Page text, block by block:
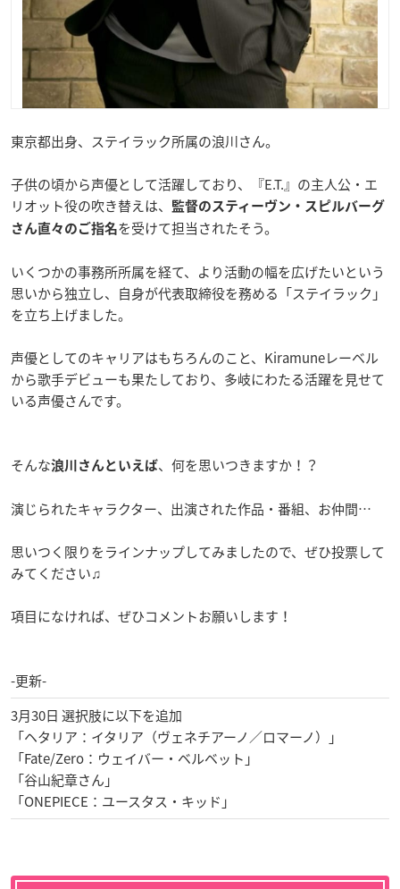
東京都出身、ステイラック所属の浪川さん。
子供の頃から声優として活躍しており、『E.T.』の主人公・エ
リオット役の吹き替えは、
監督のスティーヴン・スピルバーグ
さん直々のご指名を受けて担当されたそう。
いくつかの事務所所属を経て、より活動の幅を広げたいという
思いから独立し、自身が代表取締役を務める「ステイラック」
を立ち上げました。
声優としてのキャリアはもちろんのこと、Kiramuneレーベル
から歌手デビューも果たしており、多岐にわたる活躍を見せて
いる声優さんです。
そんな浪川さんといえば、何を思いつきますか！？
演じられたキャラクター、出演された作品・番組、お仲間…
思いつく限りをラインナップしてみましたので、ぜひ投票して
みてください♫
項目になければ、ぜひコメントお願いします！
-更新-
3月30日 選択肢に以下を追加
「ヘタリア：イタリア（ヴェネチアーノ／ロマーノ）」
「Fate/Zero：ウェイバー・ベルベット」
「谷山紀章さん」
「ONEPIECE：ユースタス・キッド」